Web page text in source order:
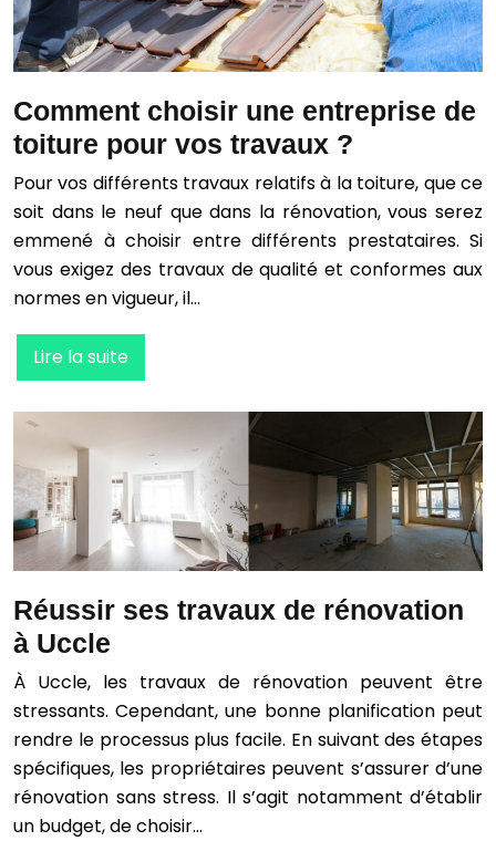
Comment choisir une entreprise de
toiture pour vos travaux ?
Pour vos différents travaux relatifs à la toiture, que ce
soit dans le neuf que dans la rénovation, vous serez
emmené à choisir entre différents prestataires. Si
vous exigez des travaux de qualité et conformes aux
normes en vigueur, il…
Lire la suite
Réussir ses travaux de rénovation
à Uccle
À Uccle, les travaux de rénovation peuvent être
stressants. Cependant, une bonne planification peut
rendre le processus plus facile. En suivant des étapes
spécifiques, les propriétaires peuvent s’assurer d’une
rénovation sans stress. Il s’agit notamment d’établir
un budget, de choisir…